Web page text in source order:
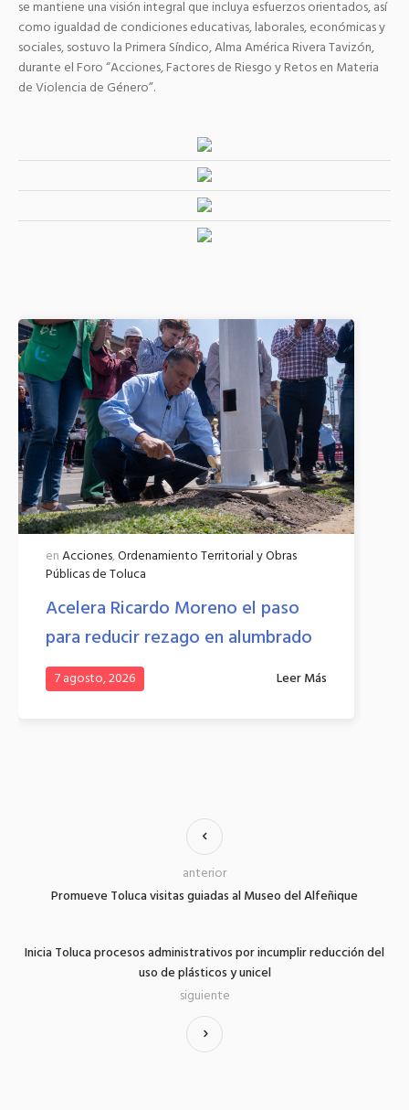
se mantiene una visión integral que incluya esfuerzos orientados, así
como igualdad de condiciones educativas, laborales, económicas y
sociales, sostuvo la Primera Síndico, Alma América Rivera Tavizón,
durante el Foro “Acciones, Factores de Riesgo y Retos en Materia
de Violencia de Género”.
enAcciones,Ordenamiento Territorial y Obras
Públicas de Toluca
Acelera Ricardo Moreno el paso
para reducir rezago en alumbrado
7 agosto, 2026 Leer Más
Promueve Toluca visitas guiadas al Museo del Alfeñique
anterior
Inicia Toluca procesos administrativos por incumplir reducción del
uso de plásticos y unicel
siguiente